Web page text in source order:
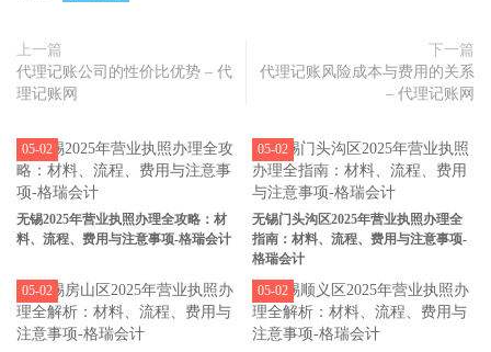
上一篇
代理记账公司的性价比优势 – 代
理记账网
下一篇
代理记账风险成本与费用的关系
– 代理记账网
无锡2025年营业执照办理全攻略：材
料、流程、费用与注意事项-格瑞会计
05-02
无锡门头沟区2025年营业执照办理全
指南：材料、流程、费用与注意事项-
格瑞会计
05-02
05-02 05-02